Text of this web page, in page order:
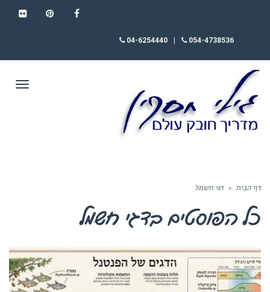
054-4738536
04-6254440
דף הבית » דגי חשמל
כל הפוסטים בדגי חשמל
חומר רקע - אמריקה הלטינית